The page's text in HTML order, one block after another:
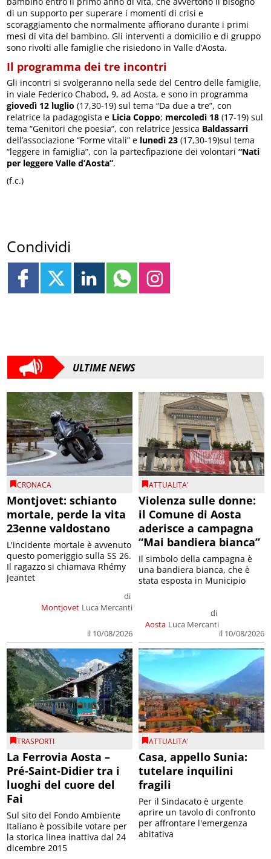
di un supporto per superare i momenti di crisi e
scoraggiamento che normalmente affiorano durante i primi
mesi di vita del bambino. Gli interventi a domicilio e di gruppo
sono rivolti alle famiglie che risiedono in Valle d’Aosta.
Il programma dei tre incontri
Gli incontri si svolgeranno nella sede del Centro delle famiglie,
in viale Federico Chabod, 9, ad Aosta, e sono in programma
giovedì 12 luglio (17,30-19) sul tema “Da due a tre”, con
relatrice la padagogista e Licia Coppo; mercoledì 18 (17-19) sul
tema “Genitori che poesia”, con relatrice Jessica Baldassarri
dell’associazione “Forme vitali” e lunedì 23 (17,30-19)sul tema
“leggere in famiglia”, con la partecfipazione dei volontari“Nati
per leggere Valle d’Aosta”.
(f.c.)
Condividi
ULTIME NEWS
CRONACA
Montjovet: schianto
mortale, perde la vita
23enne valdostano
Montjovet
di
Luca Mercanti
il 10/08/2026
L'incidente mortale è avvenuto
questo pomeriggio sulla SS 26.
Il ragazzo si chiamava Rhémy
Jeantet
ATTUALITA'
Violenza sulle donne:
il Comune di Aosta
aderisce a campagna
“Mai bandiera bianca”
Aosta
di
Luca Mercanti
il 10/08/2026
Il simbolo della campagna è
una bandiera bianca, che è
stata esposta in Municipio
TRASPORTI
La Ferrovia Aosta –
Pré-Saint-Didier tra i
luoghi del cuore del
Fai
Sul sito del Fondo Ambiente
Italiano è possibile votare per
la storica linea inattiva dal 24
dicembre 2015
ATTUALITA'
Casa, appello Sunia:
tutelare inquilini
fragili
Per il Sindacato è urgente
aprire un tavolo di confronto
per affrontare l'emergenza
abitativa